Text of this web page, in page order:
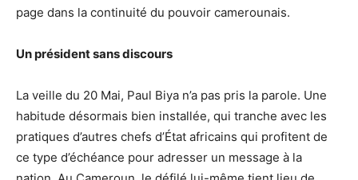
page dans la continuité du pouvoir camerounais.
Un président sans discours
La veille du 20 Mai, Paul Biya n’a pas pris la parole. Une
habitude désormais bien installée, qui tranche avec les
pratiques d’autres chefs d’État africains qui profitent de
ce type d’échéance pour adresser un message à la